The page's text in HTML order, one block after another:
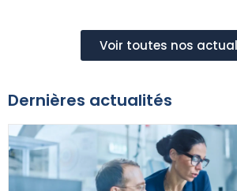
Voir toutes nos
Dernières actualités